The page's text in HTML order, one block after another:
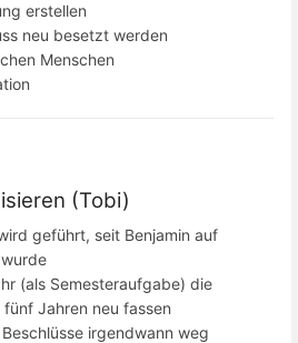
erstellen
neu besetzt werden
Menschen
(Tobi)
geführt, seit Benjamin auf
(als Semesteraufgabe) die
Jahren neu fassen
irgendwann weg